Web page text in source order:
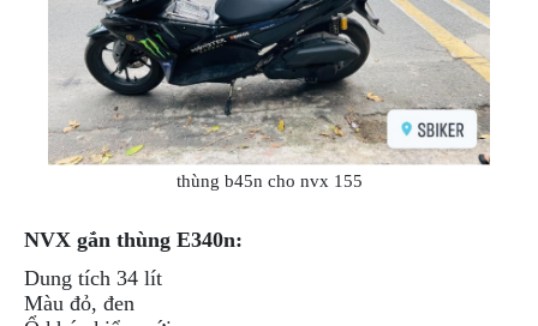
thùng b45n cho nvx 155
NVX gắn thùng E340n:
Dung tích 34 lít
Màu đỏ, đen